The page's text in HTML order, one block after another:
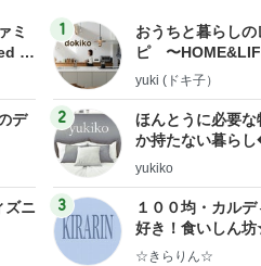
ミ
b
ァ
デ
ズニ
1
おうちと暮らしの
ピ 〜
yuki (ドキ子）
2
ほんとうに必要な
か持たない暮ら
ep Life Simple◆
yukiko
3
１００均・カルデ
好き！食いしん
らりん☆のブログ
☆きらりん☆